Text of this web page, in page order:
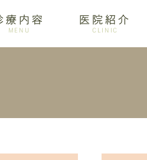
療内容
MENU
イトニング 審美歯科
医院紹介
CLINIC